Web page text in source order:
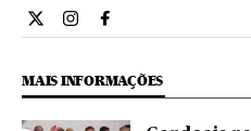
Internacional El País Brasil
Internacional El País
Internacional El
MAIS INFORMAÇÕES